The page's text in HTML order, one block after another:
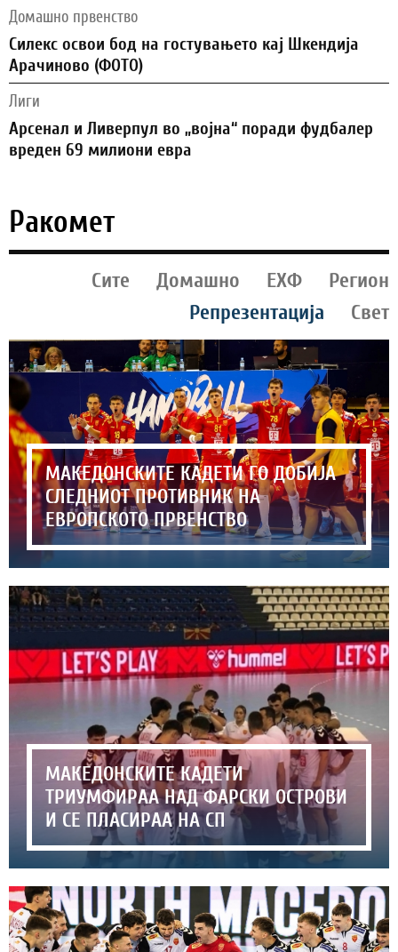
Домашно првенство
Силекс освои бод на гостувањето кај Шкендија
Арачиново (ФОТО)
Лиги
Арсенал и Ливерпул во „војна“ поради фудбалер
вреден 69 милиони евра
Ракомет
Сите Домашно ЕХФ
Регион
Репрезентација
Свет
МАКЕДОНСКИТЕ КАДЕТИ ГО ДОБИЈА
СЛЕДНИОТ ПРОТИВНИК НА
ЕВРОПСКОТО ПРВЕНСТВО
МАКЕДОНСКИТЕ КАДЕТИ
ТРИУМФИРАА НАД ФАРСКИ ОСТРОВИ
И СЕ ПЛАСИРАА НА СП